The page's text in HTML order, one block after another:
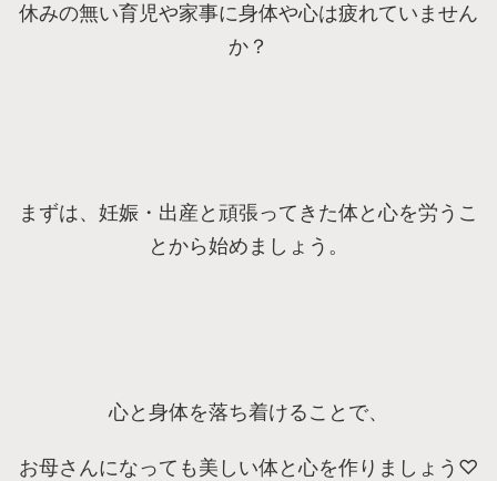
休みの無い育児や家事に身体や心は疲れていません
か？
まずは、妊娠・出産と頑張ってきた体と心を労うこ
とから始めましょう。
心と身体を落ち着けることで、
お母さんになっても美しい体と心を作りましょう♡